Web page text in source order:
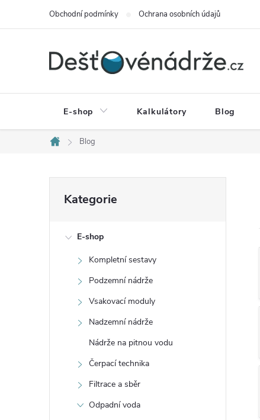
Obchodní podmínky Ochrana osobních údajů
E-shop Kalkulátory Blog
Domů
Blog
kategorie
Kategorie
E-shop
Kompletní sestavy
Podzemní nádrže
Vsakovací moduly
Nadzemní nádrže
Nádrže na pitnou vodu
Čerpací technika
Filtrace a sběr
Odpadní voda